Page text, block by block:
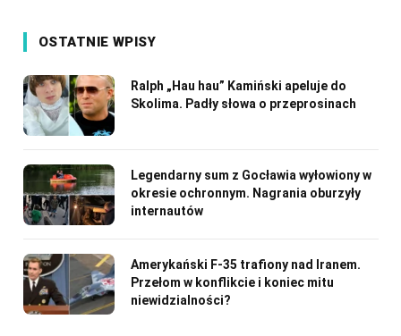
OSTATNIE WPISY
Ralph „Hau hau” Kamiński apeluje do
Skolima. Padły słowa o przeprosinach
Legendarny sum z Gocławia wyłowiony w
okresie ochronnym. Nagrania oburzyły
internautów
Amerykański F-35 trafiony nad Iranem.
Przełom w konflikcie i koniec mitu
niewidzialności?